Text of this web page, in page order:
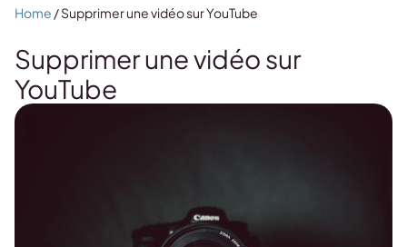
Supprimer une vidéo sur
YouTube
Home /Supprimer une vidéo sur YouTube